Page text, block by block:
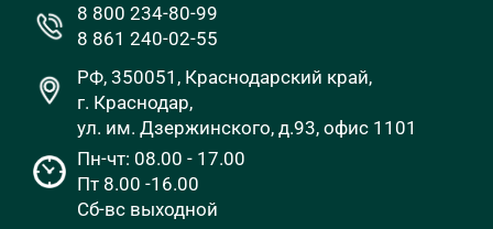
8 800 234-80-99
8 861 240-02-55
РФ, 350051, Краснодарский край,
г. Краснодар,
ул. им. Дзержинского, д.93, офис 1101
Пн-чт: 08.00 - 17.00
Пт 8.00 -16.00
Сб-вс выходной